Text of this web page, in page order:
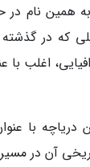
همین نام
که در
اغلب
با
آن در